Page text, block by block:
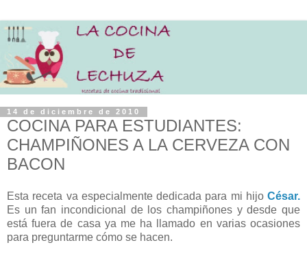
14 de diciembre de 2010
COCINA PARA ESTUDIANTES:
CHAMPIÑONES A LA CERVEZA CON
BACON
Esta receta va especialmente dedicada para mi hijo César.
Es un fan incondicional de los champiñones y desde que
está fuera de casa ya me ha llamado en varias ocasiones
para preguntarme cómo se hacen.